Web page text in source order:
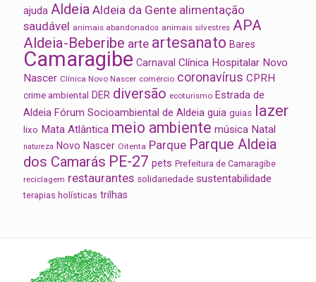
ajuda Aldeia Aldeia da Gente alimentação
saudável animais abandonados animais silvestres APA
Aldeia-Beberibe arte artesanato Bares
Camaragibe Carnaval Clínica Hospitalar Novo
Nascer Clínica Novo Nascer comércio coronavírus CPRH
crime ambiental DER diversão ecoturismo Estrada de
Aldeia Fórum Socioambiental de Aldeia guia guias lazer
lixo Mata Atlântica meio ambiente música Natal
natureza Novo Nascer Oitenta Parque Parque Aldeia
dos Camarás PE-27 pets Prefeitura de Camaragibe
reciclagem restaurantes solidariedade sustentabilidade
terapias holísticas trilhas